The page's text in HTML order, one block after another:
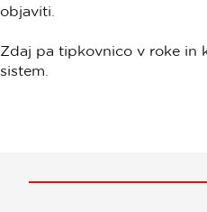
objaviti.
Zdaj pa tipkovnico v roke in
sistem.